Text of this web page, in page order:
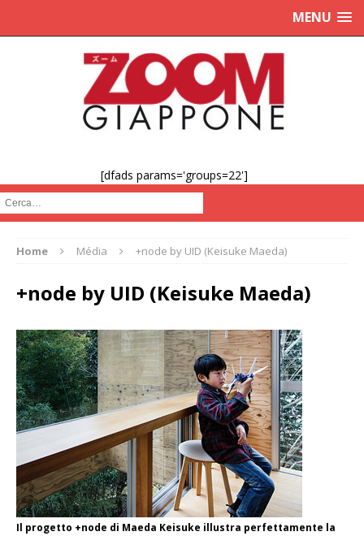
MENU
[dfads params='groups=22']
Cerca :
Home Média +node by UID (Keisuke Maeda)
+node by UID (Keisuke Maeda)
Il progetto +node di Maeda Keisuke illustra perfettamente la